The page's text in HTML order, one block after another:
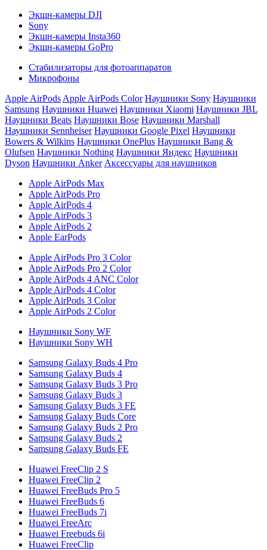
Экшн-камеры DJI
Sony
Экшн-камеры Insta360
Экшн-камеры GoPro
Стабилизаторы для фотоаппаратов
Микрофоны
Apple AirPods Apple AirPods Color Наушники Sony Наушники
Samsung Наушники Huawei Наушники Xiaomi Наушники JBL
Наушники Beats Наушники Bose Наушники Marshall
Наушники Sennheiser Наушники Google Pixel Наушники
Bowers & Wilkins Наушники OnePlus Наушники Bang &
Olufsen Наушники Nothing Наушники Яндекс Наушники
Dyson Наушники Anker Аксессуары для наушников
Apple AirPods Max
Apple AirPods Pro
Apple AirPods 4
Apple AirPods 3
Apple AirPods 2
Apple EarPods
Apple AirPods Pro 3 Color
Apple AirPods Pro 2 Color
Apple AirPods 4 ANC Color
Apple AirPods 4 Color
Apple AirPods 3 Color
Apple AirPods 2 Color
Наушники Sony WF
Наушники Sony WH
Samsung Galaxy Buds 4 Pro
Samsung Galaxy Buds 4
Samsung Galaxy Buds 3 Pro
Samsung Galaxy Buds 3
Samsung Galaxy Buds 3 FE
Samsung Galaxy Buds Core
Samsung Galaxy Buds 2 Pro
Samsung Galaxy Buds 2
Samsung Galaxy Buds FE
Huawei FreeClip 2 S
Huawei FreeClip 2
Huawei FreeBuds Pro 5
Huawei FreeBuds 6
Huawei FreeBuds 7i
Huawei FreeArc
Huawei Freebuds 6i
Huawei FreeClip